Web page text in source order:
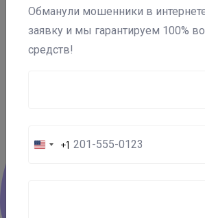
Обманули мошенники в
заявку и мы гарантируем 100%
средств!
United
+1